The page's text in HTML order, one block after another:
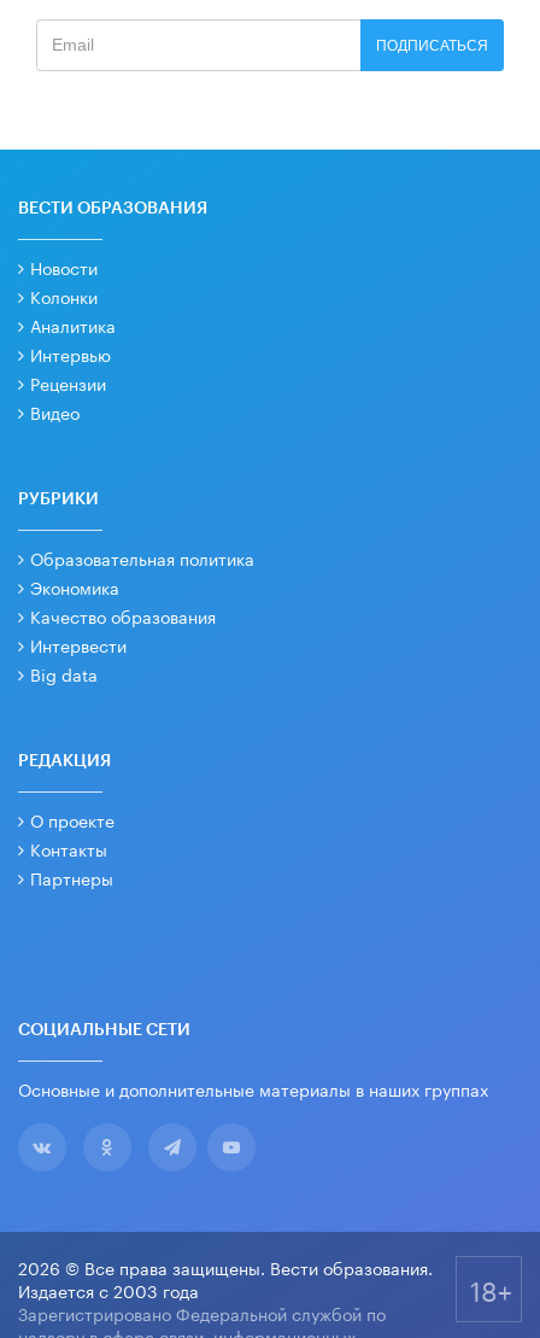
ПОДПИСАТЬСЯ
ВЕСТИ ОБРАЗОВАНИЯ
Новости
Колонки
Аналитика
Интервью
Рецензии
Видео
РУБРИКИ
Образовательная политика
Экономика
Качество образования
Интервести
Big data
РЕДАКЦИЯ
О проекте
Контакты
Партнеры
СОЦИАЛЬНЫЕ СЕТИ
Основные и дополнительные материалы в наших группах
2026 © Все права защищены. Вести образования.
Издается с 2003 года
Зарегистрировано Федеральной службой по
18+